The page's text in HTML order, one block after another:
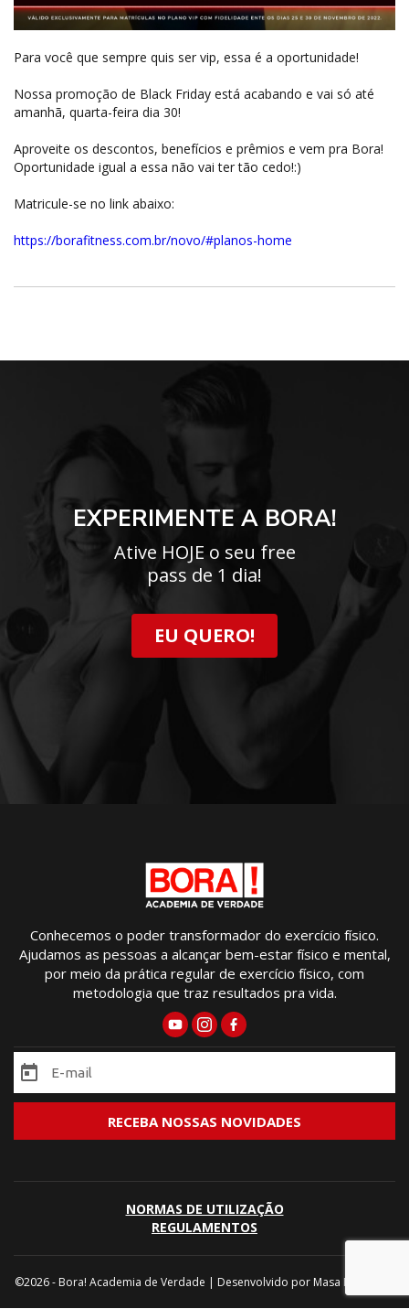
Para você que sempre quis ser vip, essa é a oportunidade!
Nossa promoção de Black Friday está acabando e vai só até
amanhã, quarta-feira dia 30!
Aproveite os descontos, benefícios e prêmios e vem pra Bora!
Oportunidade igual a essa não vai ter tão cedo!:)
Matricule-se no link abaixo:
https://borafitness.com.br/novo/#planos-home
EXPERIMENTE A BORA!
Ative HOJE o seu free
pass de 1 dia!
EU QUERO!
Conhecemos o poder transformador do exercício físico.
Ajudamos as pessoas a alcançar bem-estar físico e mental,
por meio da prática regular de exercício físico, com
metodologia que traz resultados pra vida.
NORMAS DE UTILIZAÇÃO
REGULAMENTOS
©2026 - Bora! Academia de Verdade | Desenvolvido por Masa Marketing